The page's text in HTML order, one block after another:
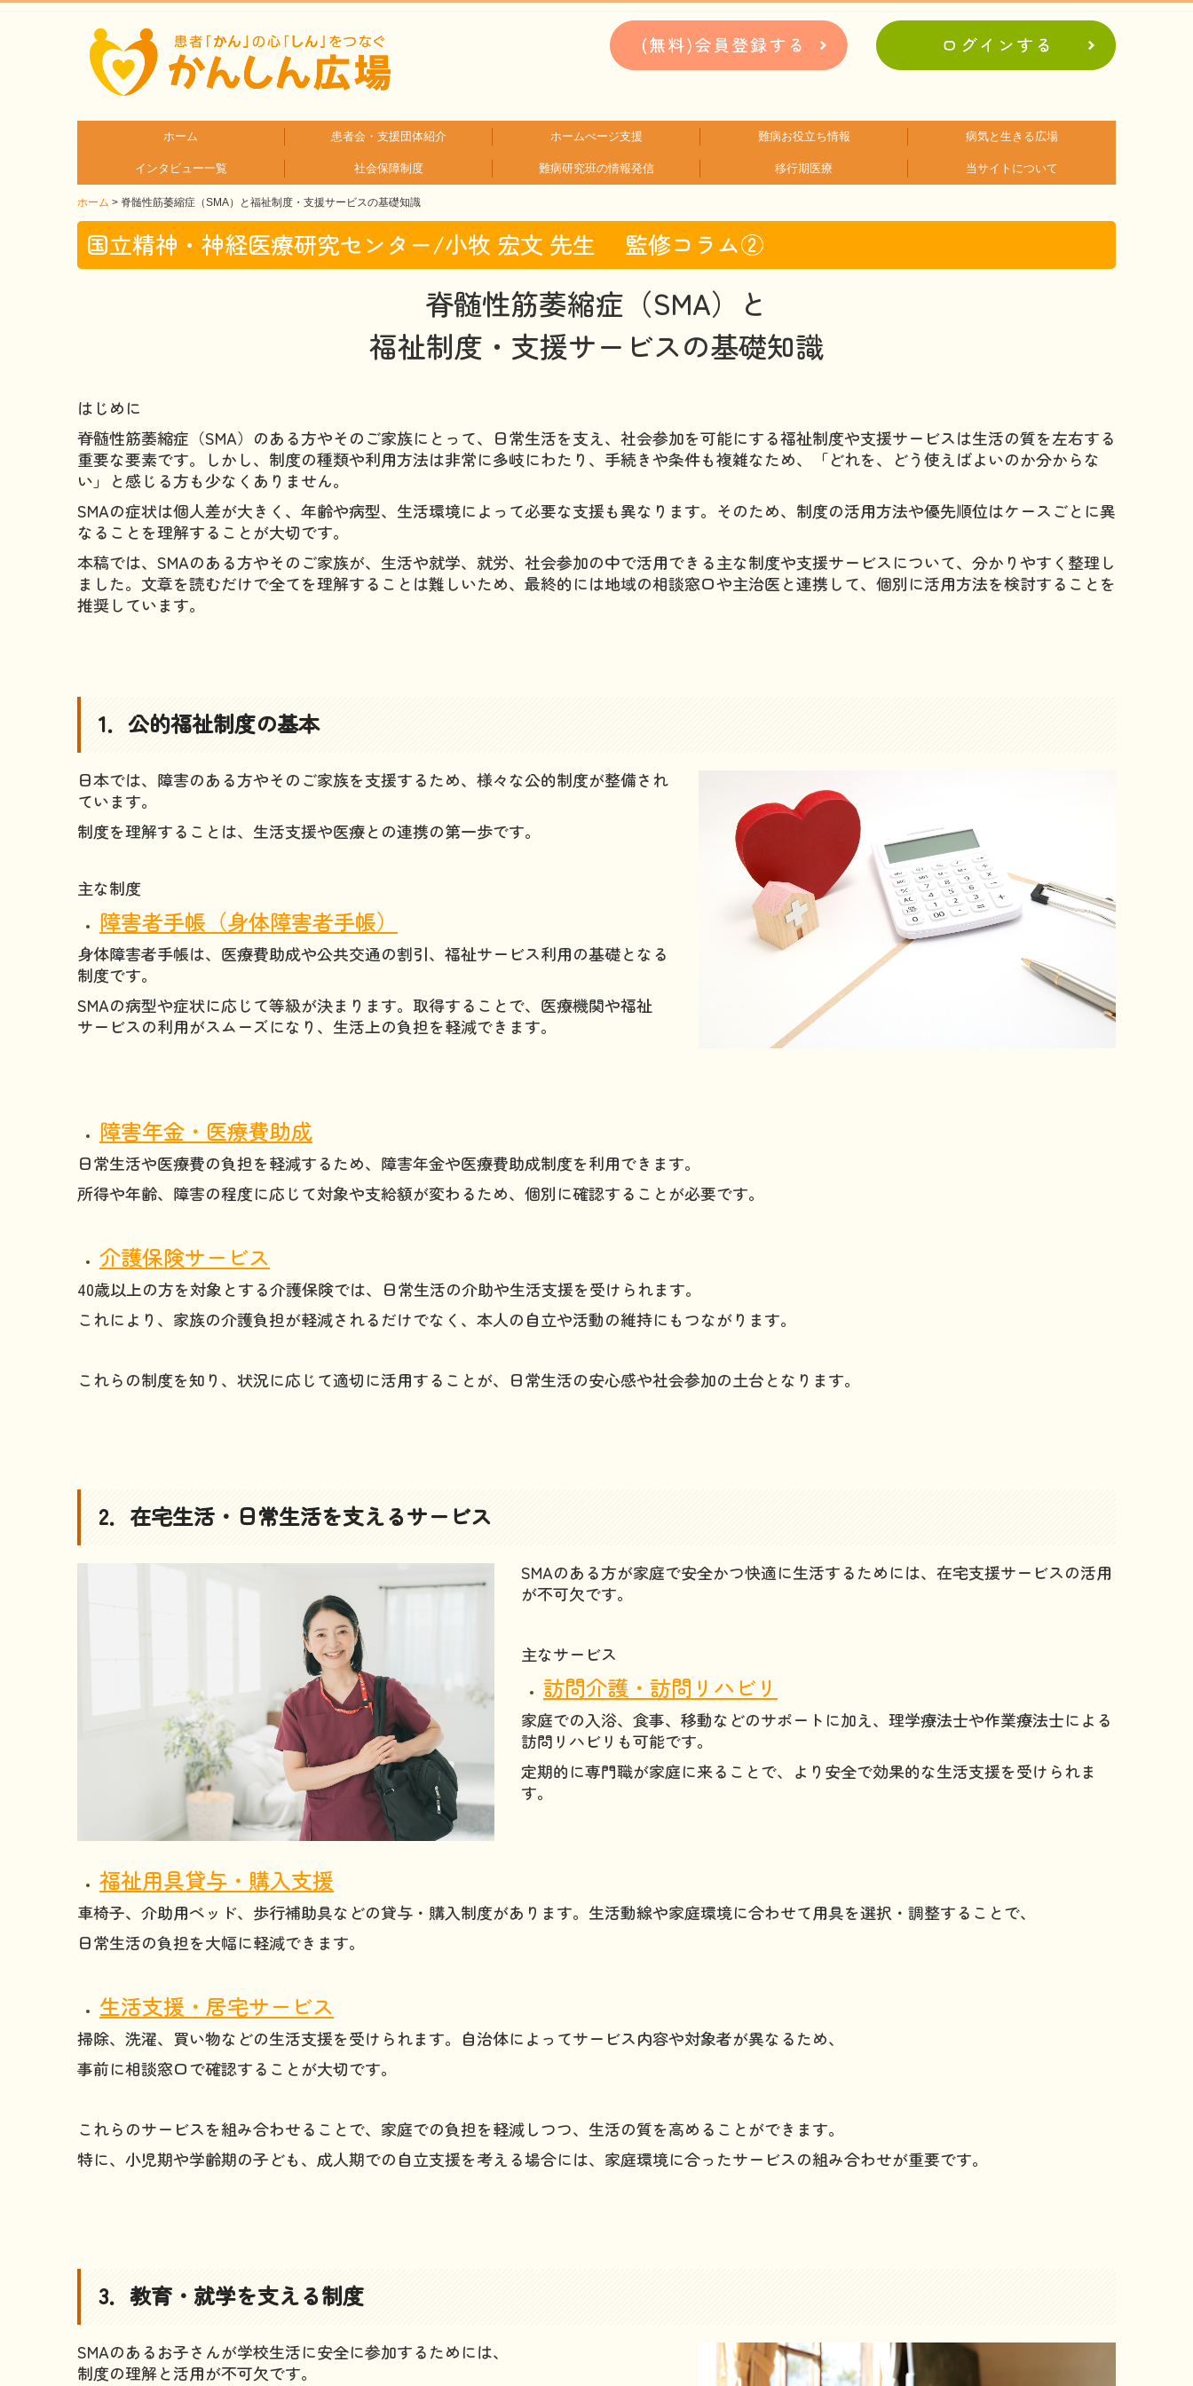
ホーム 患者会・支援団体紹介
疾患別検索
疾患分類検索
ホームぺージ支援
仮お申込み
支援中ホームページ一例
難病お役立ち情報
患者会紹介
WEBメディアに関するコラム
文献に関するコラム
子どもに関するコラム
生活に関するコラム
就労に関するコラム
お金に関するコラム
難病の日
病気と生きる広場
インタビュー一覧
医療従事者へのインタビュー
患者さんとご家族へのインタビュー
社会保障制度 難病研究班の情報発信 移行期医療 当サイトについて
ホーム 脊髄性筋萎縮症（SMA）と福祉制度・支援サービスの基礎知識
国立精神・神経医療研究センター/小牧 宏文 先生 監修コラム②
脊髄性筋萎縮症（SMA）と
福祉制度・支援サービスの基礎知識
はじめに
脊髄性筋萎縮症（SMA）のある方やそのご家族にとって、日常生活を支え、社会参加を可能にする福祉制度や支援サービスは生活の質を左右する
重要な要素です。しかし、制度の種類や利用方法は非常に多岐にわたり、手続きや条件も複雑なため、「どれを、どう使えばよいのか分からな
い」と感じる方も少なくありません。
SMAの症状は個人差が大きく、年齢や病型、生活環境によって必要な支援も異なります。そのため、制度の活用方法や優先順位はケースごとに異
なることを理解することが大切です。
本稿では、SMAのある方やそのご家族が、生活や就学、就労、社会参加の中で活用できる主な制度や支援サービスについて、分かりやすく整理し
ました。文章を読むだけで全てを理解することは難しいため、最終的には地域の相談窓口や主治医と連携して、個別に活用方法を検討することを
推奨しています。
1．公的福祉制度の基本
日本では、障害のある方やそのご家族を支援するため、様々な公的制度が整備され
ています。
制度を理解することは、生活支援や医療との連携の第一歩です。
主な制度
障害者手帳（身体障害者手帳）
身体障害者手帳は、医療費助成や公共交通の割引、福祉サービス利用の基礎となる
制度です。
SMAの病型や症状に応じて等級が決まります。取得することで、医療機関や福祉
サービスの利用がスムーズになり、生活上の負担を軽減できます。
障害年金・医療費助成
日常生活や医療費の負担を軽減するため、障害年金や医療費助成制度を利用できます。
所得や年齢、障害の程度に応じて対象や支給額が変わるため、個別に確認することが必要です。
介護保険サービス
40歳以上の方を対象とする介護保険では、日常生活の介助や生活支援を受けられます。
これにより、家族の介護負担が軽減されるだけでなく、本人の自立や活動の維持にもつながります。
これらの制度を知り、状況に応じて適切に活用することが、日常生活の安心感や社会参加の土台となります。
2．在宅生活・日常生活を支えるサービス
SMAのある方が家庭で安全かつ快適に生活するためには、在宅支援サービスの活用
が不可欠です。
主なサービス
訪問介護・訪問リハビリ
家庭での入浴、食事、移動などのサポートに加え、理学療法士や作業療法士による
訪問リハビリも可能です。
定期的に専門職が家庭に来ることで、より安全で効果的な生活支援を受けられま
す。
福祉用具貸与・購入支援
車椅子、介助用ベッド、歩行補助具などの貸与・購入制度があります。生活動線や家庭環境に合わせて用具を選択・調整することで、
日常生活の負担を大幅に軽減できます。
生活支援・居宅サービス
掃除、洗濯、買い物などの生活支援を受けられます。自治体によってサービス内容や対象者が異なるため、
事前に相談窓口で確認することが大切です。
これらのサービスを組み合わせることで、家庭での負担を軽減しつつ、生活の質を高めることができます。
特に、小児期や学齢期の子ども、成人期での自立支援を考える場合には、家庭環境に合ったサービスの組み合わせが重要です。
3．教育・就学を支える制度
SMAのあるお子さんが学校生活に安全に参加するためには、
制度の理解と活用が不可欠です。